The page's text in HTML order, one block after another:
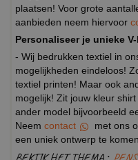
plaatsen! Voor grote
aanbieden neem hiervoor
Personaliseer je unieke
- Wij bedrukken textiel in
mogelijkheden eindeloos!
textiel printen! Maar ook
mogelijk! Zit jouw kleur
ander model bijvoorbeeld
Neem contact
met ons
een uniek ontwerp te komen